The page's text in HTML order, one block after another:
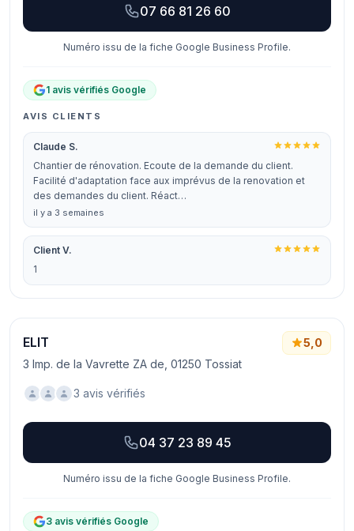
07 66 81 26 60
Numéro issu de la fiche Google Business Profile.
1 avis vérifiés Google
AVIS CLIENTS
Claude S.
Chantier de rénovation. Ecoute de la demande du client.
Facilité d'adaptation face aux imprévus de la renovation et
des demandes du client. Réact…
il y a 3 semaines
Client V.
1
ELIT
3 Imp. de la Vavrette ZA de, 01250 Tossiat
5,0
3 avis vérifiés
04 37 23 89 45
Numéro issu de la fiche Google Business Profile.
3 avis vérifiés Google